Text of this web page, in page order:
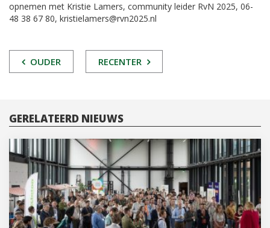
opnemen met Kristie Lamers, community leider RvN 2025, 06-
48 38 67 80, kristielamers@rvn2025.nl
POST
OUDER RECENTER
GERELATEERD NIEUWS